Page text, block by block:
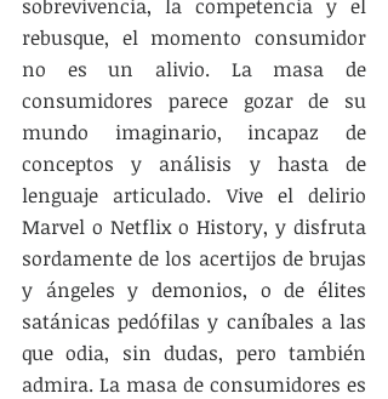
sobrevivencia, la competencia y el
rebusque, el momento consumidor
no es un alivio. La masa de
consumidores parece gozar de su
mundo imaginario, incapaz de
conceptos y análisis y hasta de
lenguaje articulado. Vive el delirio
Marvel o Netflix o History, y disfruta
sordamente de los acertijos de brujas
y ángeles y demonios, o de élites
satánicas pedófilas y caníbales a las
que odia, sin dudas, pero también
admira. La masa de consumidores es